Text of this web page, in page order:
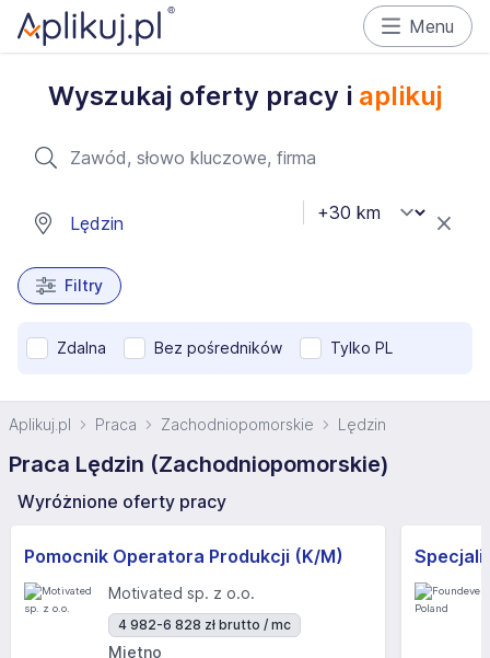
Menu
Wyszukaj oferty pracy i aplikuj
Filtry
Zdalna Bez pośredników Tylko PL
Aplikuj.pl Praca Zachodniopomorskie Lędzin
Praca Lędzin (Zachodniopomorskie)
Wyróżnione oferty pracy
Pomocnik Operatora Produkcji (K/M)
Motivated sp. z o.o.
4 982-6 828 zł brutto / mc
Miętno